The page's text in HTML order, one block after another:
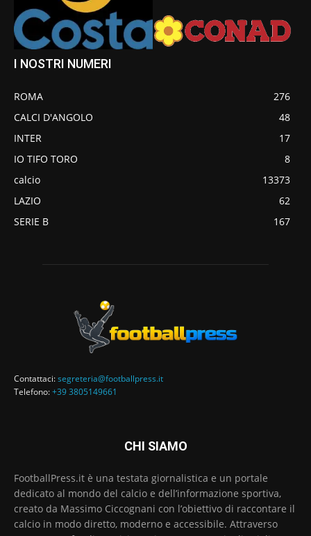
I NOSTRI NUMERI
ROMA
276
CALCI D'ANGOLO
48
INTER
17
IO TIFO TORO
8
calcio
13373
LAZIO
62
SERIE B
167
Contattaci:segreteria@footballpress.it
Telefono:+39 3805149661
CHI SIAMO
FootballPress.it è una testata giornalistica e un portale
dedicato al mondo del calcio e dell’informazione sportiva,
creato da Massimo Ciccognani con l’obiettivo di raccontare il
calcio in modo diretto, moderno e accessibile. Attraverso